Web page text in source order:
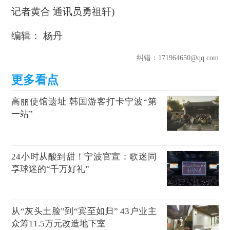
记者黄合 通讯员勇祖轩)
编辑： 杨丹
纠错：171964650@qq.com
高丽使馆遗址 韩国游客打卡宁波“第
一站”
24小时从酸到甜！宁波官宣：歌迷同
享球迷的“千万好礼”
从“灰头土脸”到“宾至如归” 43户业主
众筹11.5万元改造地下室